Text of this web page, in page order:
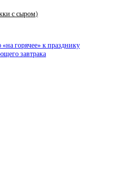
с сыром)
горячее» к празднику
завтрака